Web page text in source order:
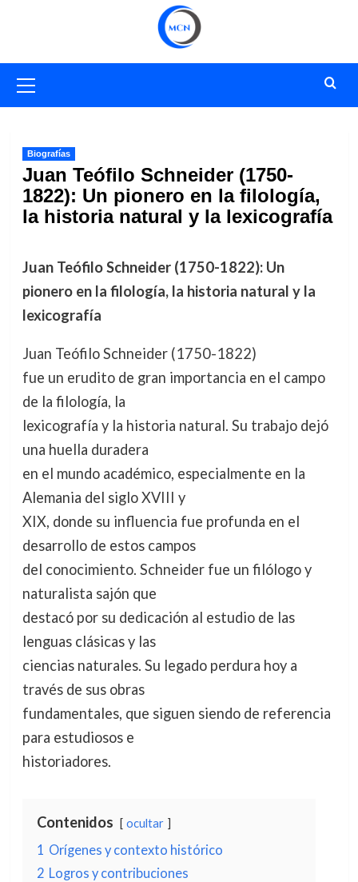
primario
Biografías
Juan Teófilo Schneider (1750-
1822): Un pionero en la filología,
la historia natural y la lexicografía
Juan Teófilo Schneider (1750-1822): Un
pionero en la filología, la historia natural y la
lexicografía
Juan Teófilo Schneider (1750-1822)
fue un erudito de gran importancia en el campo
de la filología, la
lexicografía y la historia natural. Su trabajo dejó
una huella duradera
en el mundo académico, especialmente en la
Alemania del siglo XVIII y
XIX, donde su influencia fue profunda en el
desarrollo de estos campos
del conocimiento. Schneider fue un filólogo y
naturalista sajón que
destacó por su dedicación al estudio de las
lenguas clásicas y las
ciencias naturales. Su legado perdura hoy a
través de sus obras
fundamentales, que siguen siendo de referencia
para estudiosos e
historiadores.
Contenidos ocultar
1 Orígenes y contexto histórico
2 Logros y contribuciones